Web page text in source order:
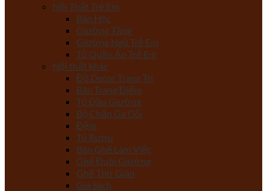
Nội Thất Trẻ Em
Bàn Học
Giường Tầng
Giường Ngủ Trẻ Em
Tủ Quần Áo Trẻ Em
Nội thất khác
Đồ Decor Trang Trí
Bàn Trang Điểm
Tủ Đầu Giường
Bộ Chăn Ga Gối
Đệm
Tủ Rượu
Bàn Ghế Làm Việc
Ghế Đuôi Giường
Ghế Thư Giãn
Giá Sách